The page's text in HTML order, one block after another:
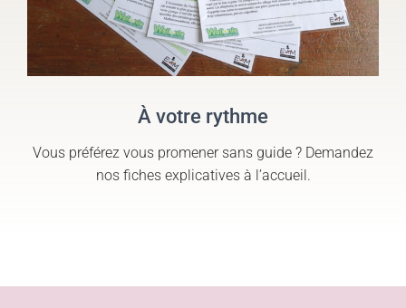
À votre rythme
Vous préférez vous promener sans guide ? Demandez
nos fiches explicatives à l’accueil.